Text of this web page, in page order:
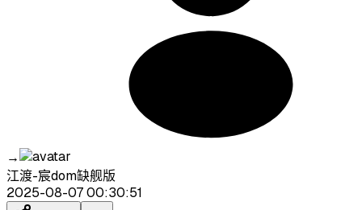
→
江渡-宸dom缺舰版
2025-08-07 00:30:51